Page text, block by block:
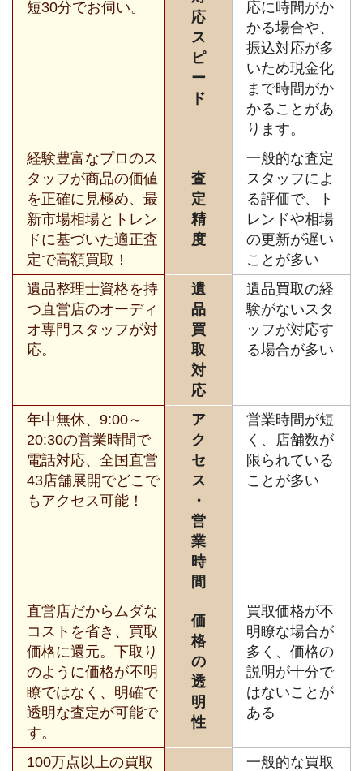
短30分でお伺い。
応
ス
ピ
ー
ド
応に時間がか
かる場合や、
振込対応が多
いため現金化
まで時間がか
かることがあ
ります。
経験豊富なプロのス
タッフが商品の価値
を正確に見極め、最
新市場相場とトレン
ドに基づいた適正査
定で高額買取！
査
定
精
度
一般的な査定
スタッフによ
る評価で、ト
レンドや相場
の更新が遅い
ことが多い
遺品整理士資格を持
つ直営店のオーディ
オ専門スタッフが対
応。
遺
品
買
取
対
応
遺品買取の経
験がないスタ
ッフが対応す
る場合が多い
年中無休、9:00～
20:30の営業時間で
電話対応、全国直営
43店舗展開でどこで
もアクセス可能！
ア
ク
セ
ス
・
営
業
時
間
営業時間が短
く、店舗数が
限られている
ことが多い
直営店だからムダな
コストを省き、買取
価格に還元。下取り
のように価格が不明
瞭ではなく、明確で
透明な査定が可能で
す。
価
格
の
透
明
性
買取価格が不
明瞭な場合が
多く、価格の
説明が十分で
はないことが
ある
100万点以上の買取 一般的な買取